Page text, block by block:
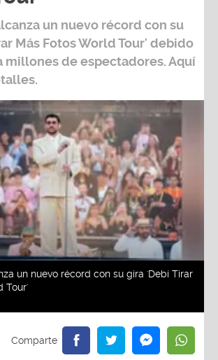
un nuevo récord con su
Más Fotos World Tour' debido
millones de espectadores. Aquí
un nuevo récord con su gira 'Debí Tirar
Tour'